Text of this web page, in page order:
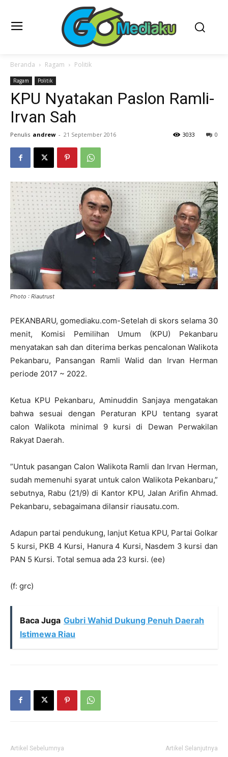
Beranda Ragam Politik
Ragam Politik
KPU Nyatakan Paslon Ramli-
Irvan Sah
Penulis andrew - 21 September 2016 0
3033
Photo : Riautrust
PEKANBARU, gomediaku.com-Setelah di skors selama 30
menit, Komisi Pemilihan Umum (KPU) Pekanbaru
menyatakan sah dan diterima berkas pencalonan Walikota
Pekanbaru, Pansangan Ramli Walid dan Irvan Herman
periode 2017 ~ 2022.
Ketua KPU Pekanbaru, Aminuddin Sanjaya mengatakan
bahwa sesuai dengan Peraturan KPU tentang syarat
calon Walikota minimal 9 kursi di Dewan Perwakilan
Rakyat Daerah.
”Untuk pasangan Calon Walikota Ramli dan Irvan Herman,
sudah memenuhi syarat untuk calon Walikota Pekanbaru,”
sebutnya, Rabu (21/9) di Kantor KPU, Jalan Arifin Ahmad.
Pekanbaru, sebagaimana dilansir riausatu.com.
Adapun partai pendukung, lanjut Ketua KPU, Partai Golkar
5 kursi, PKB 4 Kursi, Hanura 4 Kursi, Nasdem 3 kursi dan
PAN 5 Kursi. Total semua ada 23 kursi. (ee)
(f: grc)
Baca Juga Gubri Wahid Dukung Penuh Daerah
Istimewa Riau
Artikel Sebelumnya Artikel Selanjutnya